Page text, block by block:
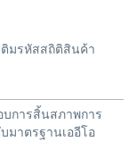
ติมรหัสสถิติสินค้า
บการสิ้นสภาพการ
มาตรฐานเออีโอ